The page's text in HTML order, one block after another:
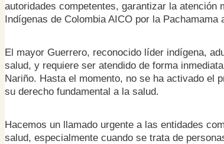
autoridades competentes, garantizar la atención
Indígenas de Colombia AICO por la Pachamama
El mayor Guerrero, reconocido líder indígena,
salud, y requiere ser atendido de forma
Nariño. Hasta el momento, no se ha activado el
su derecho fundamental a la salud.
Hacemos un llamado urgente a las entidades
salud, especialmente cuando se trata de